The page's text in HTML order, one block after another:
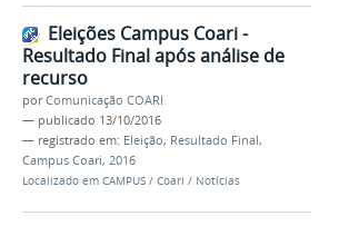
Eleições Campus Coari -
Resultado Final após análise de
recurso
porComunicação COARI
— publicado 13/10/2016
— registrado em: Eleição, Resultado Final,
Campus Coari, 2016
Localizado em CAMPUS / Coari / Notícias